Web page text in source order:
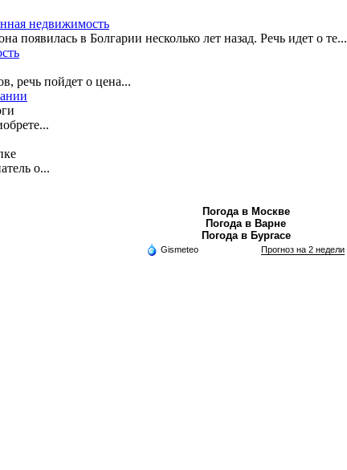
недвижимость
появилась в Болгарии несколько лет назад. Речь идет о те...
речь пойдет о цена...
о...
Погода в Москве
Погода в Варне
Погода в Бургасе
Gismeteo Прогноз на 2 недели